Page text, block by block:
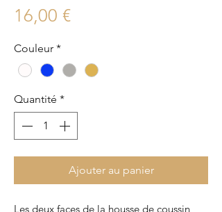
16,00 €Prix
Couleur *
Quantité *
Ajouter au panier
Les deux faces de la housse de coussin